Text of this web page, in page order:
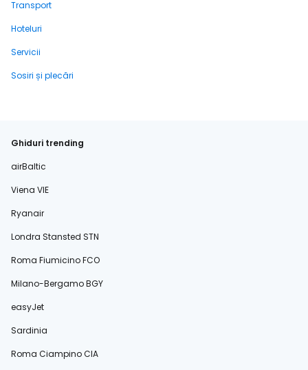
Transport
Hoteluri
Servicii
Sosiri și plecări
Ghiduri trending
airBaltic
Viena VIE
Ryanair
Londra Stansted STN
Roma Fiumicino FCO
Milano-Bergamo BGY
easyJet
Sardinia
Roma Ciampino CIA